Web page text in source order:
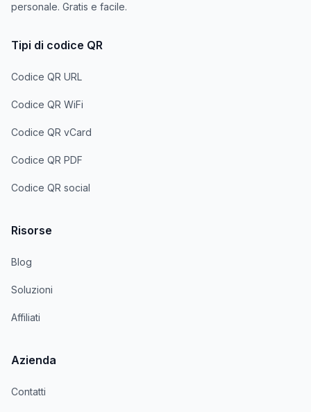
personale. Gratis e facile.
Tipi di codice QR
Codice QR URL
Codice QR WiFi
Codice QR vCard
Codice QR PDF
Codice QR social
Risorse
Blog
Soluzioni
Affiliati
Azienda
Contatti